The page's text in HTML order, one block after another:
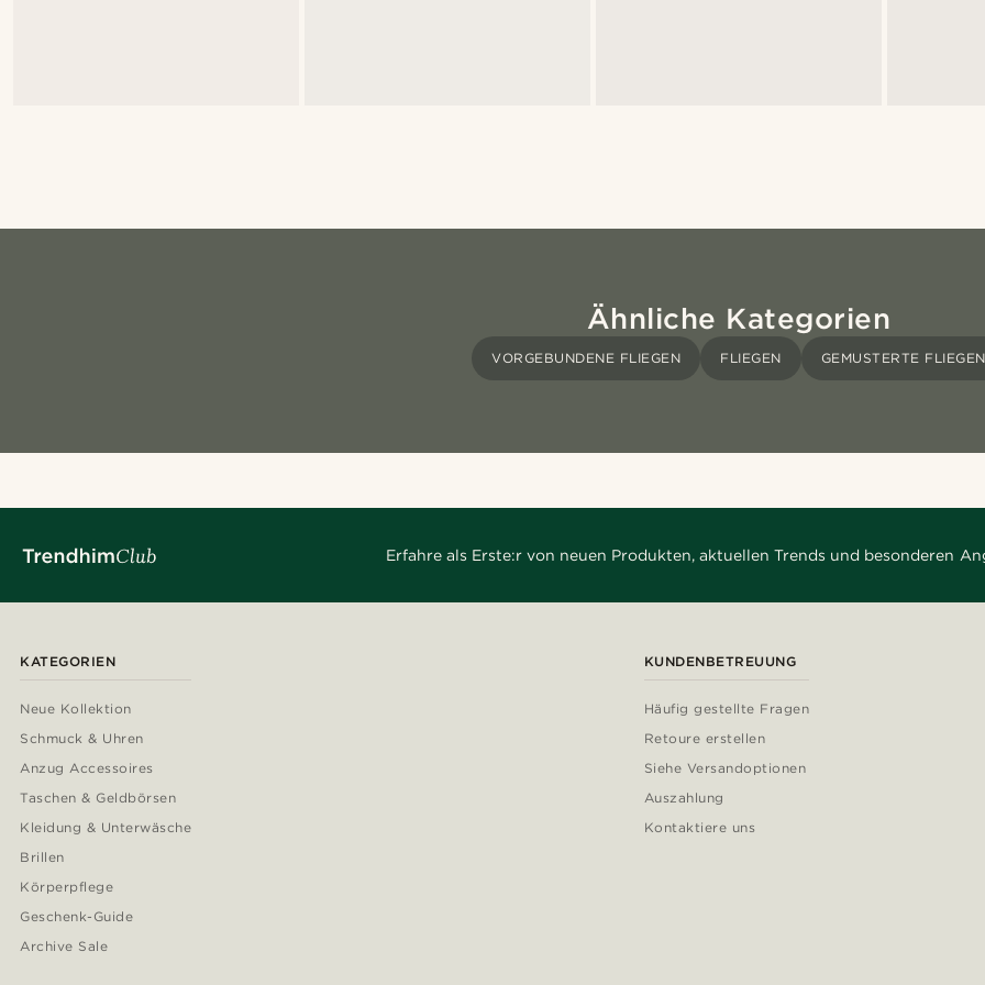
Ähnliche Kategorien
VORGEBUNDENE FLIEGEN FLIEGEN GEMUSTERTE FLIEGEN
Erfahre als Erste:r von neuen Produkten, aktuellen Trends und besonderen
KATEGORIEN
Neue Kollektion
Schmuck & Uhren
Anzug Accessoires
Taschen & Geldbörsen
Kleidung & Unterwäsche
Brillen
Körperpflege
Geschenk-Guide
Archive Sale
KUNDENBETREUUNG
Häufig gestellte Fragen
Retoure erstellen
Siehe Versandoptionen
Auszahlung
Kontaktiere uns